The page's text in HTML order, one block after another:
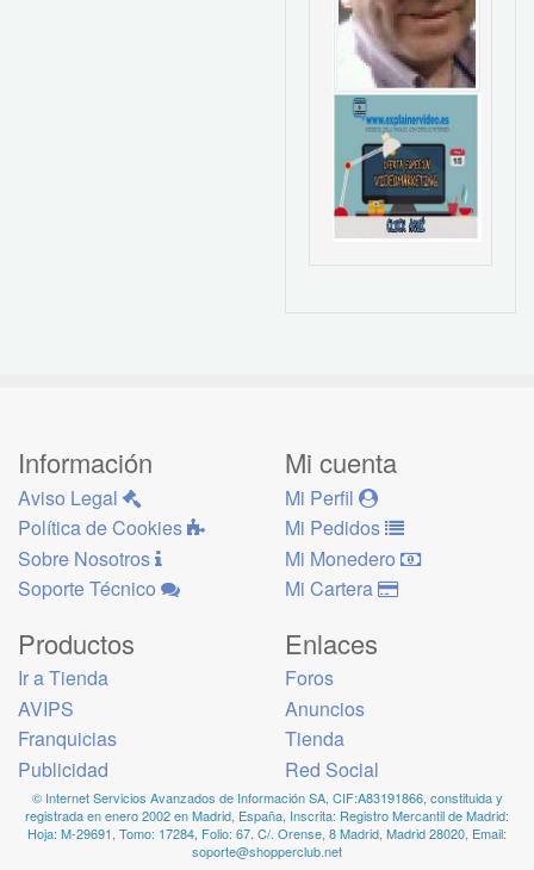
Información
Aviso Legal
Política de Cookies
Sobre Nosotros
Soporte Técnico
Mi cuenta
Mi Perfil
Mi Pedidos
Mi Monedero
Mi Cartera
Productos
Ir a Tienda
AVIPS
Franquicias
Publicidad
Enlaces
Foros
Anuncios
Tienda
Red Social
© Internet Servicios Avanzados de Información SA, CIF:A83191866, constituida y
registrada en enero 2002 en Madrid, España, Inscrita: Registro Mercantil de Madrid:
Hoja: M-29691, Tomo: 17284, Folio: 67. C/. Orense, 8 Madrid, Madrid 28020, Email:
soporte@shopperclub.net